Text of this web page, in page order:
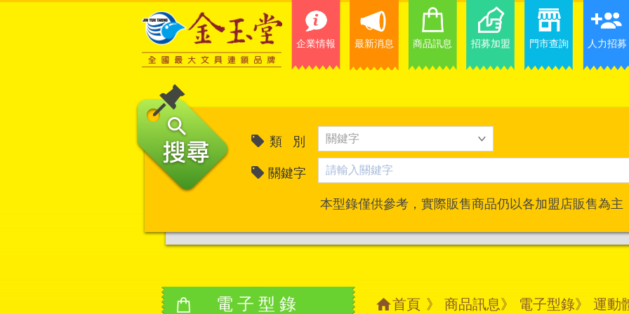
企業情報 最新消息 商品訊息 招募加盟 門市查詢 人力招募
類 別
關鍵字
本型錄僅供參考，實際販售商品仍以各加盟店販售為主
電子型錄 首頁 》 商品訊息》 電子型錄》 運動